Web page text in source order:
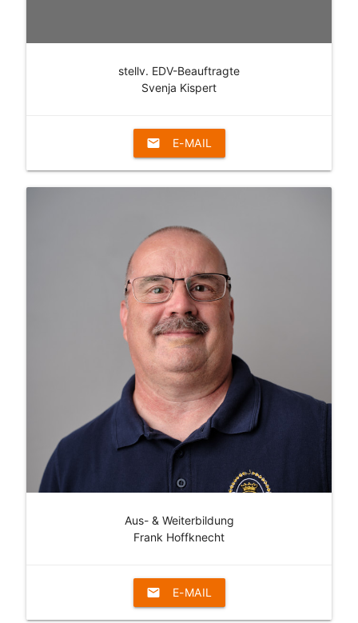
stellv. EDV-Beauftragte
Svenja Kispert
email E-MAIL
Aus- & Weiterbildung
Frank Hoffknecht
email E-MAIL